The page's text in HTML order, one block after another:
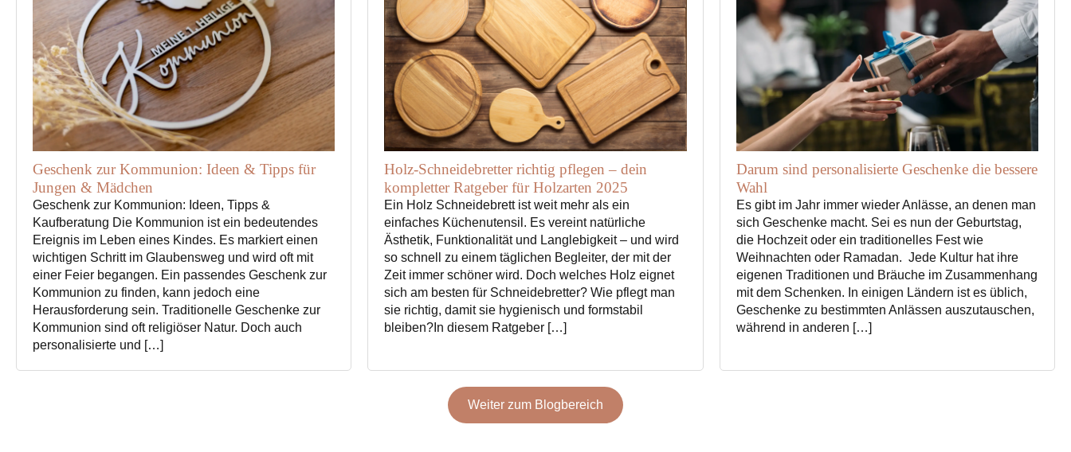
Geschenk zur Kommunion: Ideen & Tipps für
Jungen & Mädchen
Geschenk zur Kommunion: Ideen, Tipps &
Kaufberatung Die Kommunion ist ein bedeutendes
Ereignis im Leben eines Kindes. Es markiert einen
wichtigen Schritt im Glaubensweg und wird oft mit
einer Feier begangen. Ein passendes Geschenk zur
Kommunion zu finden, kann jedoch eine
Herausforderung sein. Traditionelle Geschenke zur
Kommunion sind oft religiöser Natur. Doch auch
personalisierte und […]
Holz-Schneidebretter richtig pflegen – dein
kompletter Ratgeber für Holzarten 2025
Ein Holz Schneidebrett ist weit mehr als ein
einfaches Küchenutensil. Es vereint natürliche
Ästhetik, Funktionalität und Langlebigkeit – und wird
so schnell zu einem täglichen Begleiter, der mit der
Zeit immer schöner wird. Doch welches Holz eignet
sich am besten für Schneidebretter? Wie pflegt man
sie richtig, damit sie hygienisch und formstabil
bleiben?In diesem Ratgeber […]
Darum sind personalisierte Geschenke die bessere
Wahl
Es gibt im Jahr immer wieder Anlässe, an denen man
sich Geschenke macht. Sei es nun der Geburtstag,
die Hochzeit oder ein traditionelles Fest wie
Weihnachten oder Ramadan. Jede Kultur hat ihre
eigenen Traditionen und Bräuche im Zusammenhang
mit dem Schenken. In einigen Ländern ist es üblich,
Geschenke zu bestimmten Anlässen auszutauschen,
während in anderen […]
Weiter zum Blogbereich